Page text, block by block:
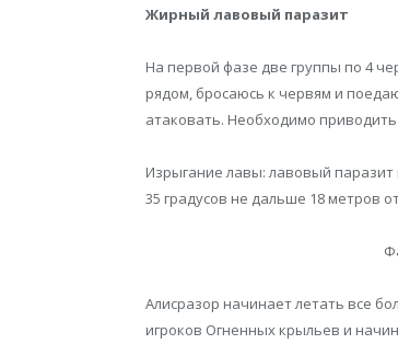
Жирный лавовый паразит
На первой фазе две группы по 4
рядом, бросаюсь к червям и
атаковать. Необходимо приводить
Изрыгание лавы: лавовый паразит
35 градусов не дальше 18 метров
Алисразор начинает летать все
игроков Огненных крыльев и